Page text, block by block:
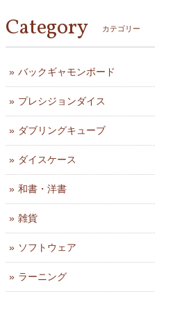
Category カテゴリー
バックギャモンボード
プレシジョンダイス
ダブリングキューブ
ダイスケース
和書・洋書
雑貨
ソフトウェア
ラーニング